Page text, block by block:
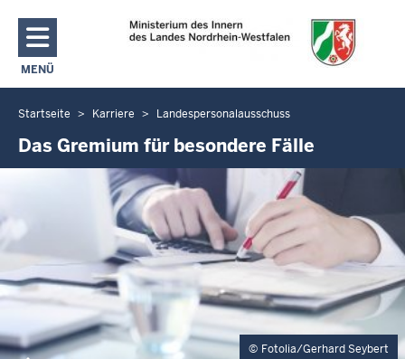
Direkt zum Inhalt
MENÜ
NAVIGATION AKTIVIEREN/DEAKTIVIEREN: MAIN MENU
Sie
befinden
Startseite Karriere Landespersonalausschuss
Das Gremium für besondere Fälle
Fotolia/Gerhard Seybert